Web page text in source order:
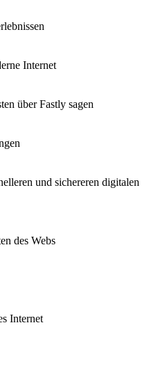
Internet
über Fastly sagen
und sichereren digitalen
des Webs
Internet